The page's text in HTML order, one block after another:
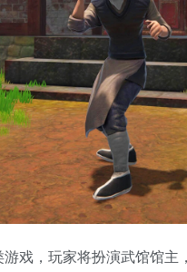
戏，玩家将扮演武馆馆主